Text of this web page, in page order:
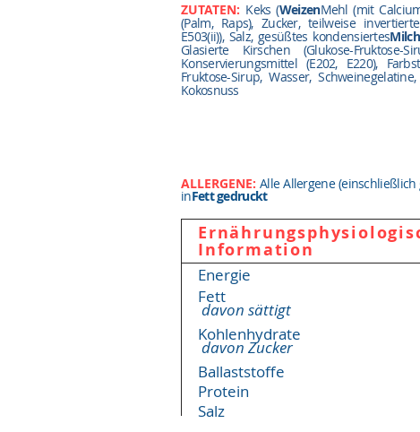
ZUTATEN: Keks (WeizenMehl (mit
(Palm, Raps), Zucker, teilweise
E503(ii)), Salz, gesüßtes kondensiertesMilch
Glasierte Kirschen (Glukose-Fruktose-
Konservierungsmittel (E202, E220),
Fruktose-Sirup, Wasser,
Kokosnuss
ALLERGENE: Alle Allergene
inFett gedruckt
Information
Energie
Fett
davon sättigt
Kohlenhydrate
davon Zucker
Ballaststoffe
Protein
Salz